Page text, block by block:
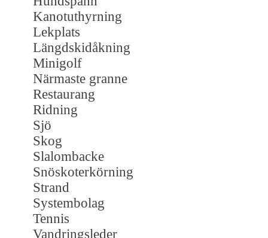
Kanotuthyrning
Lekplats
Längdskidåkning
Minigolf
Närmaste granne
Restaurang
Ridning
Sjö
Skog
Slalombacke
Snöskoterkörning
Strand
Systembolag
Tennis
Vandringsleder